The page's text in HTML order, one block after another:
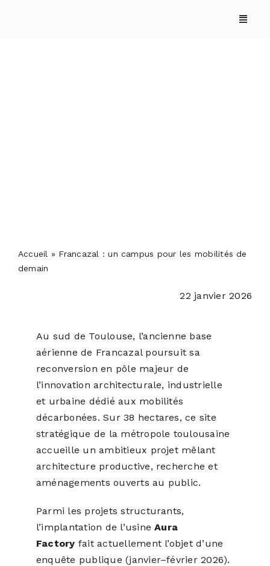
Accueil » Francazal : un campus pour les mobilités de
demain
22 janvier 2026
Au sud de Toulouse, l’ancienne base
aérienne de Francazal poursuit sa
reconversion en pôle majeur de
l’innovation architecturale, industrielle
et urbaine dédié aux mobilités
décarbonées. Sur 38 hectares, ce site
stratégique de la métropole toulousaine
accueille un ambitieux projet mêlant
architecture productive, recherche et
aménagements ouverts au public.
Parmi les projets structurants,
l’implantation de l’usineAura
Factory fait actuellement l’objet d’une
enquête publique (janvier–février 2026).
PODCASTS
S’ABONNER